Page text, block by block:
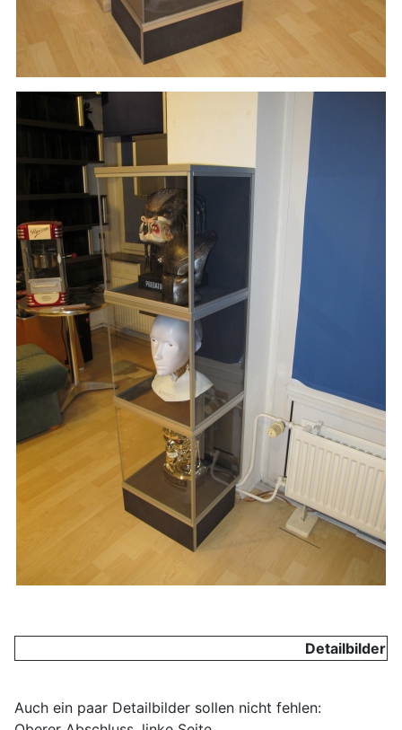
Detailbilder
Auch ein paar Detailbilder sollen nicht fehlen: